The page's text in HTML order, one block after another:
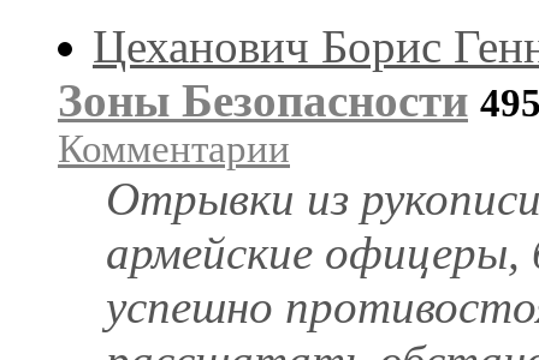
Цеханович Борис
Зоны Безопасности
Комментарии
Отрывки из
армейские офицеры,
успешно